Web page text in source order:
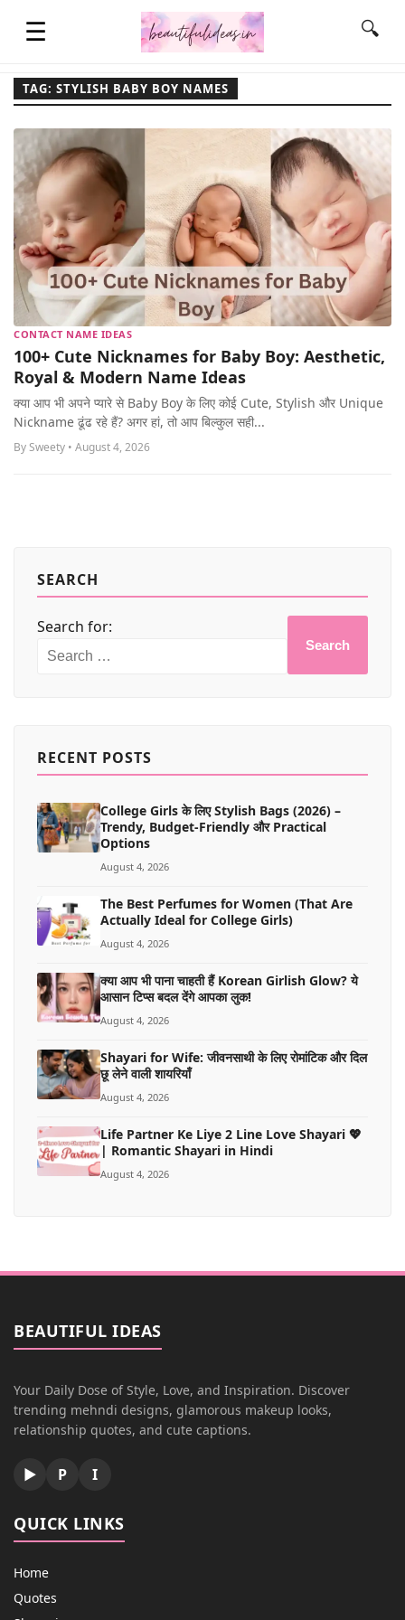
☰
QUOTES
LIFESTYLE
FASHION & STYLE
CONTACT NAME IDEAS
MORE
🔍
TAG: STYLISH BABY BOY NAMES
CONTACT NAME IDEAS
100+ Cute Nicknames for Baby Boy: Aesthetic,
Royal & Modern Name Ideas
क्या आप भी अपने प्यारे से Baby Boy के लिए कोई Cute, Stylish और Unique
Nickname ढूंढ रहे हैं? अगर हां, तो आप बिल्कुल सही...
By Sweety • August 4, 2026
SEARCH
Search for:
Search
RECENT POSTS
College Girls के लिए Stylish Bags (2026) –
Trendy, Budget-Friendly और Practical
Options
August 4, 2026
The Best Perfumes for Women (That Are
Actually Ideal for College Girls)
August 4, 2026
क्या आप भी पाना चाहती हैं Korean Girlish Glow? ये
आसान टिप्स बदल देंगे आपका लुक!
August 4, 2026
Shayari for Wife: जीवनसाथी के लिए रोमांटिक और दिल
छू लेने वाली शायरियाँ
August 4, 2026
Life Partner Ke Liye 2 Line Love Shayari 💖
| Romantic Shayari in Hindi
August 4, 2026
BEAUTIFUL IDEAS
Your Daily Dose of Style, Love, and Inspiration. Discover
trending mehndi designs, glamorous makeup looks,
relationship quotes, and cute captions.
▶ P I
QUICK LINKS
Home
Quotes